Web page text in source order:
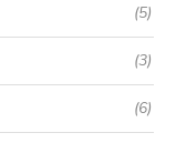
(5)
(3)
(6)